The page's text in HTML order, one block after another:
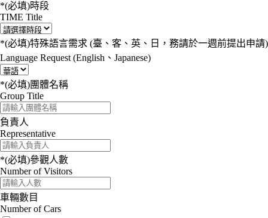
*(必填)時段
TIME Title
*(必填)特殊語言需求 (臺、客、英、日，務請於一週前提出申請)
Language Request (English、Japanese)
*(必填)團體名稱
Group Title
負責人
Representative
*(必填)參觀人數
Number of Visitors
車輛數目
Number of Cars